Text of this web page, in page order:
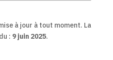
à jour à tout moment. La
: 9 juin 2025.